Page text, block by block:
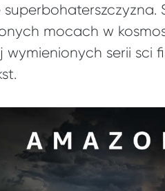
mocach w
wymienionych serii sci